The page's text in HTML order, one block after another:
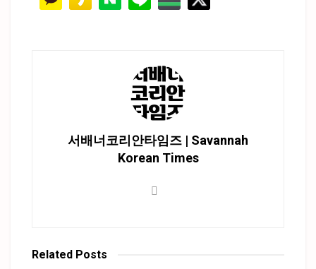
서배너코리안타임즈 | Savannah
Korean Times
Related Posts